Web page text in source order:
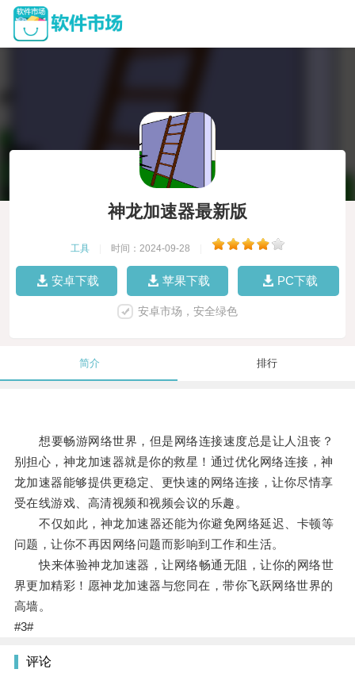
神龙加速器最新版
工具 时间：2024-09-28
安卓下载 苹果下载 PC下载
安卓市场，安全绿色
简介 排行
想要畅游网络世界，但是网络连接速度总是让人沮丧？
别担心，神龙加速器就是你的救星！通过优化网络连接，神
龙加速器能够提供更稳定、更快速的网络连接，让你尽情享
受在线游戏、高清视频和视频会议的乐趣。
不仅如此，神龙加速器还能为你避免网络延迟、卡顿等
问题，让你不再因网络问题而影响到工作和生活。
快来体验神龙加速器，让网络畅通无阻，让你的网络世
界更加精彩！愿神龙加速器与您同在，带你飞跃网络世界的
高墙。
#3#
评论